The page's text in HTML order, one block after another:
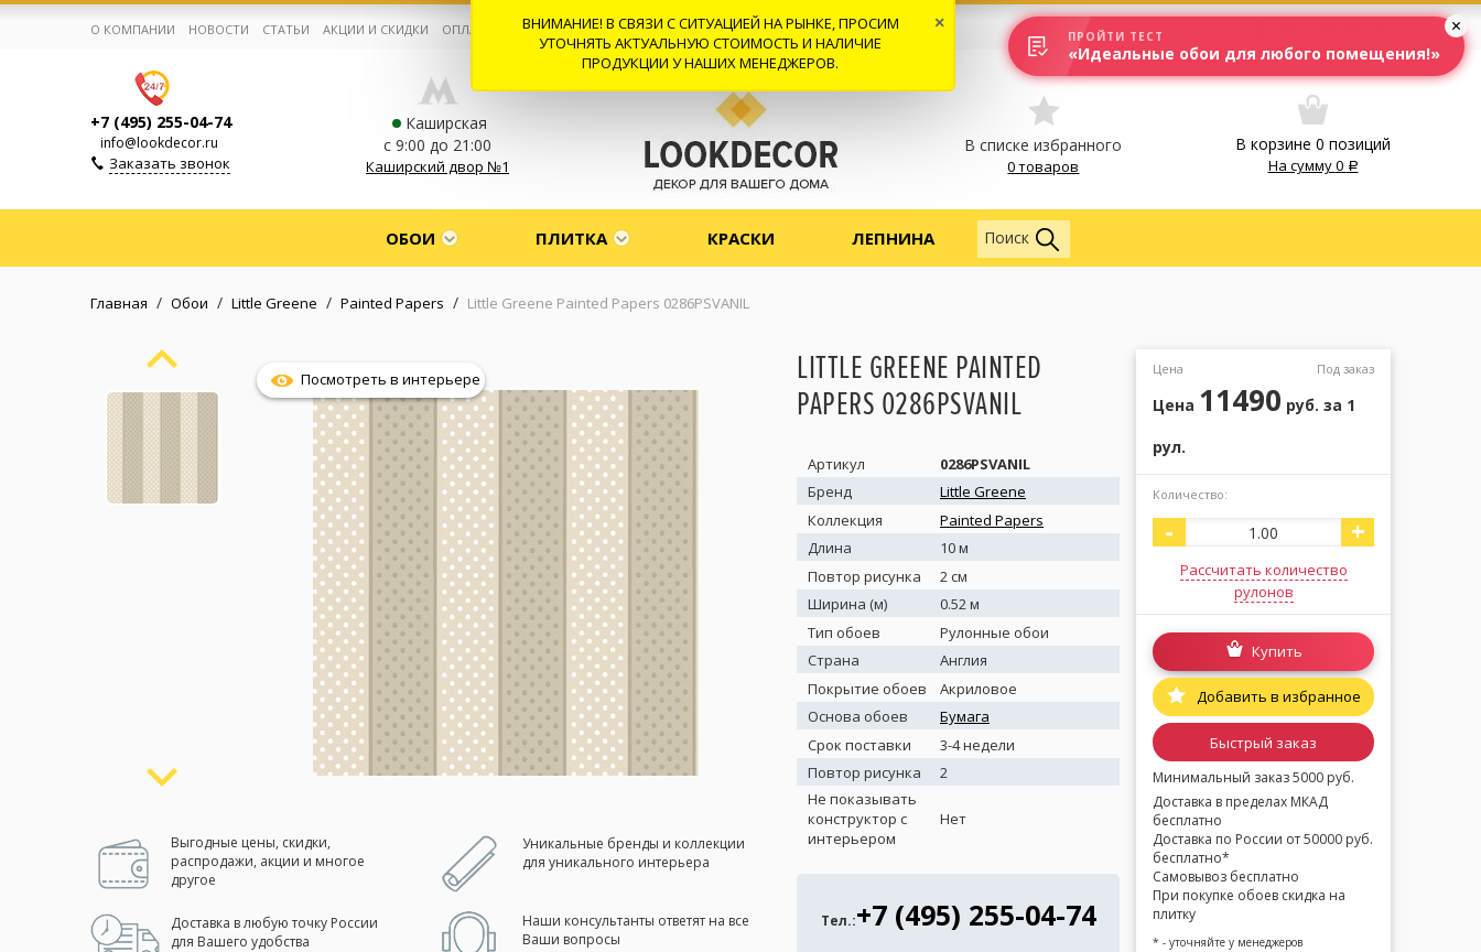
Корзина:0
Избранное:0 товаров
Каталог
Компания
Личный кабинет
Заказать обратный звонок
О КОМПАНИИ НОВОСТИ СТАТЬИ АКЦИИ И СКИДКИ ОПЛАТА И ДОСТАВКА СОТРУДНИЧЕСТВО КОНТАКТЫ ОТЗЫВЫ
+7 (495) 255-04-74
info@lookdecor.ru
Заказать звонок
Каширская
с 9:00 до 21:00
Каширский двор №1
В списке избранного
0 товаров
В корзине 0 позиций
На сумму0
ОБОИ ПЛИТКА КРАСКИ ЛЕПНИНА Обои
Поиск
Главная / Обои / Little Greene / Painted Papers / Little Greene Painted Papers 0286PSVANIL
Посмотреть в интерьере
Выгодные цены, скидки,
распродажи, акции и многое
другое
Уникальные бренды и коллекции
для уникального интерьера
Доставка в любую точку России
для Вашего удобства
Наши консультанты ответят на все
Ваши вопросы
LITTLE GREENE PAINTED
PAPERS 0286PSVANIL
Артикул
0286PSVANIL
Бренд
Little Greene
Коллекция
Painted Papers
Длина
10 м
Повтор рисунка
2 см
Ширина (м)
0.52 м
Тип обоев
Рулонные обои
Страна
Англия
Покрытие обоев
Акриловое
Основа обоев
Бумага
Срок поставки
3-4 недели
Повтор рисунка
2
Не показывать
конструктор с
интерьером
Нет
Тел.:+7 (495) 255-04-74
Цена Под заказ
Цена 11490 руб. за 1
рул.
Количество:
- +
Рассчитать количество
рулонов
Купить
Добавить в избранное
Быстрый заказ
Минимальный заказ 5000 руб.
Доставка в пределах МКАД
бесплатно
Доставка по России от 50000 руб.
бесплатно*
Самовывоз бесплатно
При покупке обоев скидка на
плитку
* - уточняйте у менеджеров
ВНИМАНИЕ! В СВЯЗИ С СИТУАЦИЕЙ НА РЫНКЕ, ПРОСИМ
УТОЧНЯТЬ АКТУАЛЬНУЮ СТОИМОСТЬ И НАЛИЧИЕ
ПРОДУКЦИИ У НАШИХ МЕНЕДЖЕРОВ.
×
ПРОЙТИ ТЕСТ
«Идеальные обои для любого помещения!»